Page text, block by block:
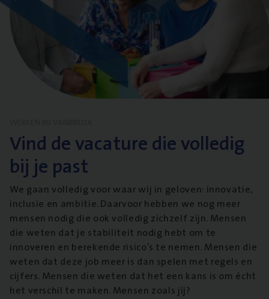
Vind de vacature die volledig
bij je past
We gaan volledig voor waar wij in geloven: innovatie,
inclusie en ambitie. Daarvoor hebben we nog meer
mensen nodig die ook volledig zichzelf zijn. Mensen
die weten dat je stabiliteit nodig hebt om te
innoveren en berekende risico’s te nemen. Mensen die
weten dat deze job meer is dan spelen met regels en
cijfers. Mensen die weten dat het een kans is om écht
het verschil te maken. Mensen zoals jij?